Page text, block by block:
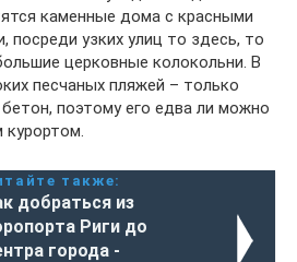
каменные дома с красными
посреди узких улиц то здесь, то
церковные колокольни. В
песчаных пляжей – только
поэтому его едва ли можно
курортом.
также:
добраться из
Риги до
города -